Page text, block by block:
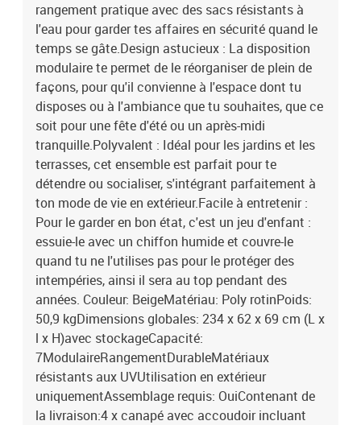
rangement pratique avec des sacs résistants à
l'eau pour garder tes affaires en sécurité quand le
temps se gâte.Design astucieux : La disposition
modulaire te permet de le réorganiser de plein de
façons, pour qu'il convienne à l'espace dont tu
disposes ou à l'ambiance que tu souhaites, que ce
soit pour une fête d'été ou un après-midi
tranquille.Polyvalent : Idéal pour les jardins et les
terrasses, cet ensemble est parfait pour te
détendre ou socialiser, s'intégrant parfaitement à
ton mode de vie en extérieur.Facile à entretenir :
Pour le garder en bon état, c'est un jeu d'enfant :
essuie-le avec un chiffon humide et couvre-le
quand tu ne l'utilises pas pour le protéger des
intempéries, ainsi il sera au top pendant des
années. Couleur: BeigeMatériau: Poly rotinPoids:
50,9 kgDimensions globales: 234 x 62 x 69 cm (L x
l x H)avec stockageCapacité:
7ModulaireRangementDurableMatériaux
résistants aux UVUtilisation en extérieur
uniquementAssemblage requis: OuiContenant de
la livraison:4 x canapé avec accoudoir incluant